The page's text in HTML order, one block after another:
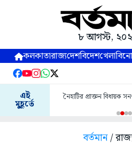
৮ আগস্ট,
কলকাতারাজ্যদেশবিদেশখেলা
এই
মুহূর্তে
নৈহাটির প্রাক্তন বিধায়ক
বর্তমান/